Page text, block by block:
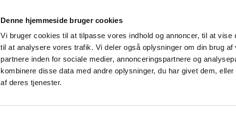
Denne hjemmeside bruger cookies
Vi bruger cookies til at tilpasse vores indhold og annoncer, til at vise
til at analysere vores trafik. Vi deler også oplysninger om din brug
partnere inden for sociale medier, annonceringspartnere og
kombinere disse data med andre oplysninger, du har givet dem,
af deres tjenester.
Nyheder
og
Bivirkninger og
produktinformation
Tilskud og